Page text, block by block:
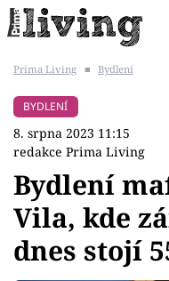
BYDLENÍ SLAVNÝCH
Témata
Bydlení
Prima Living ■ Bydlení
BYDLENÍ
8. srpna 2023 11:15
redakce Prima Living
Bydlení
Vila, kde
dnes stojí